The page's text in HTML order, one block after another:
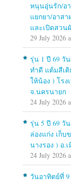
หนุนอุ่นรัก/อ
แยกยา/อาส
และเปิดสวน
29 July 2026
รุ่น 1 ปี 69 วั
ทำดี แต้มสีเ
ให้น้อง ) โรง
จ.นครนายก
24 July 2026
รุ่น 5 ปี 69 วั
ล่องแก่ง เก็
นางรอง ) อ.
24 July 2026
วันอาทิตย์ที่ 9